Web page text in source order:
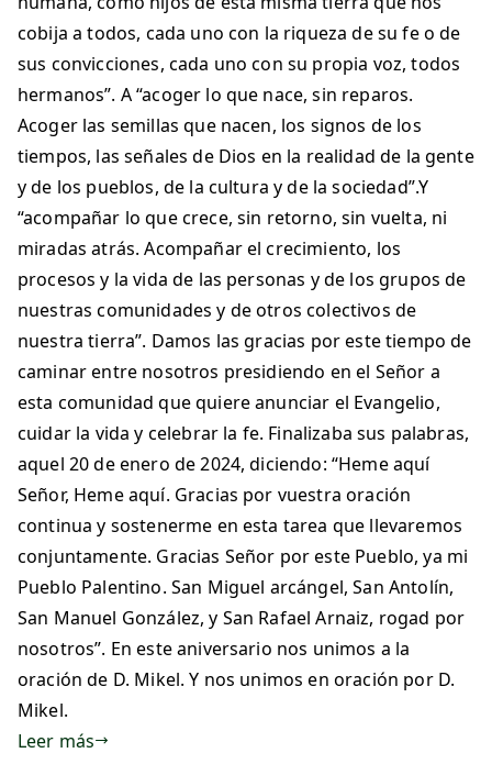
cobija a todos, cada uno con la riqueza de su fe o de
sus convicciones, cada uno con su propia voz, todos
hermanos”. A “acoger lo que nace, sin reparos.
Acoger las semillas que nacen, los signos de los
tiempos, las señales de Dios en la realidad de la gente
y de los pueblos, de la cultura y de la sociedad”.Y
“acompañar lo que crece, sin retorno, sin vuelta, ni
miradas atrás. Acompañar el crecimiento, los
procesos y la vida de las personas y de los grupos de
nuestras comunidades y de otros colectivos de
nuestra tierra”. Damos las gracias por este tiempo de
caminar entre nosotros presidiendo en el Señor a
esta comunidad que quiere anunciar el Evangelio,
cuidar la vida y celebrar la fe. Finalizaba sus palabras,
aquel 20 de enero de 2024, diciendo: “Heme aquí
Señor, Heme aquí. Gracias por vuestra oración
continua y sostenerme en esta tarea que llevaremos
conjuntamente. Gracias Señor por este Pueblo, ya mi
Pueblo Palentino. San Miguel arcángel, San Antolín,
San Manuel González, y San Rafael Arnaiz, rogad por
nosotros”. En este aniversario nos unimos a la
oración de D. Mikel. Y nos unimos en oración por D.
Mikel.
Leer más